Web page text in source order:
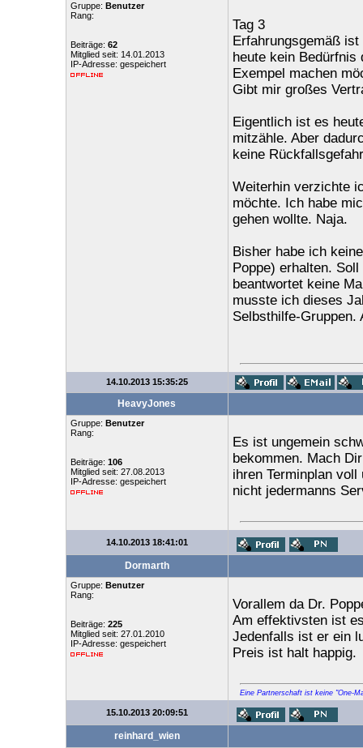
Gruppe: Benutzer
Rang:
Beiträge: 62
Mitglied seit: 14.01.2013
IP-Adresse: gespeichert
Tag 3
Erfahrungsgemäß
heute kein Bedürfnis
Exempel machen
Gibt mir großes
Eigentlich ist es
mitzähle. Aber
keine
Weiterhin verzichte
möchte. Ich habe
gehen wollte. Naja.
Bisher habe ich
Poppe) erhalten.
beantwortet keine
musste ich dieses
Selbsthilfe-Gruppen.
14.10.2013 15:35:25
HeavyJones
Gruppe: Benutzer
Rang:
Beiträge: 106
Mitglied seit: 27.08.2013
IP-Adresse: gespeichert
Es ist ungemein
bekommen. Mach
ihren Terminplan
nicht jedermanns
14.10.2013 18:41:01
Dormarth
Gruppe: Benutzer
Rang:
Beiträge: 225
Mitglied seit: 27.01.2010
IP-Adresse: gespeichert
Vorallem da Dr.
Am effektivsten ist
Jedenfalls ist er ein
Preis ist halt happig.
Eine Partnerschaft ist keine "One-
15.10.2013 20:09:51
reinhard_wien